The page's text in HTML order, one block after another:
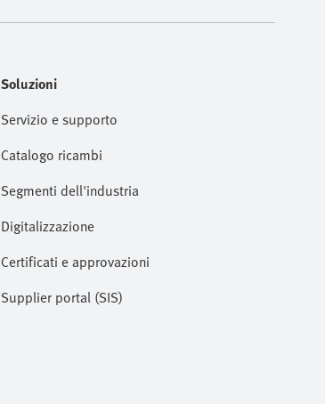
Soluzioni
Servizio e supporto
Catalogo ricambi
Segmenti dell'industria
Digitalizzazione
Certificati e approvazioni
Supplier portal (SIS)